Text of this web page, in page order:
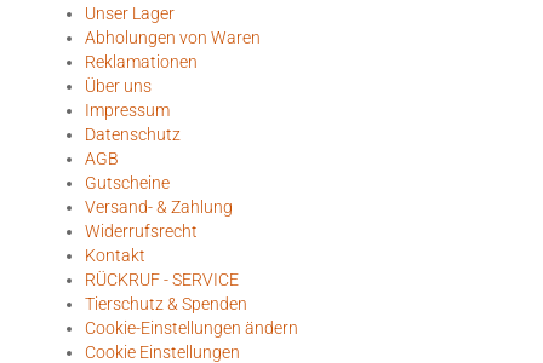
Unser Lager
Abholungen von Waren
Reklamationen
Über uns
Impressum
Datenschutz
AGB
Gutscheine
Versand- & Zahlung
Widerrufsrecht
Kontakt
RÜCKRUF - SERVICE
Tierschutz & Spenden
Cookie-Einstellungen ändern
Cookie Einstellungen